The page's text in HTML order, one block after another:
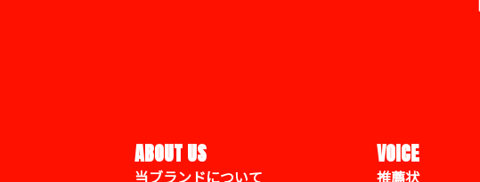
ABOUT US
当ブランドについて
VOICE
推薦状